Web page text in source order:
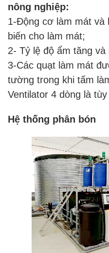
nông nghiệp:
1-Động cơ làm mát và
biến cho làm mát;
2- Tỷ lệ độ ẩm tăng và
3-Các quạt làm mát
tường trong khi tấm
Ventilator 4 dòng là tùy
Hệ thống phân bón